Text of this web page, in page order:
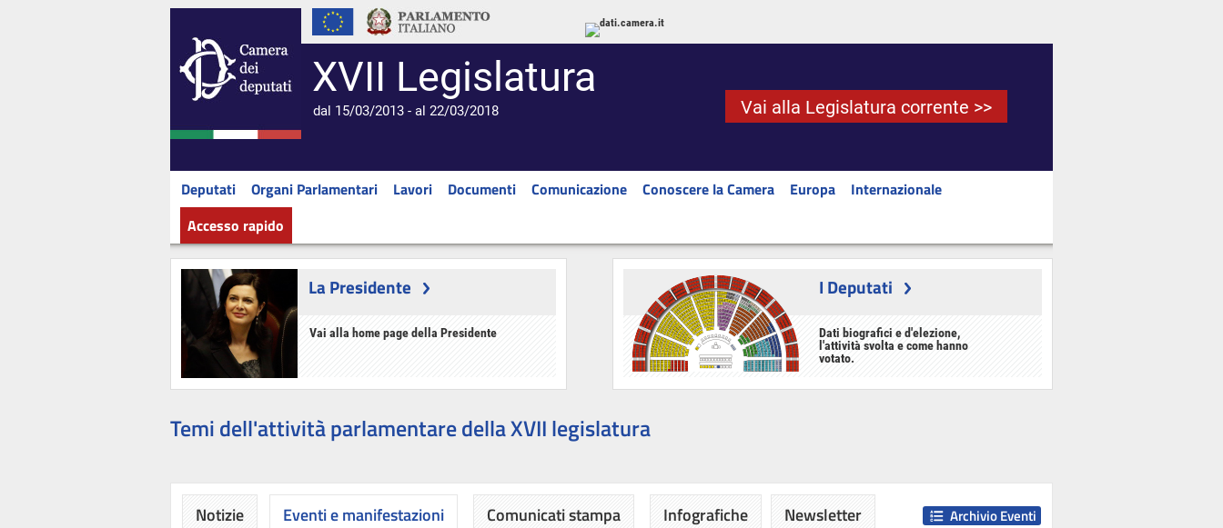
XVII Legislatura
dal 15/03/2013 - al 22/03/2018 Vai alla Legislatura corrente >>
Deputati Organi Parlamentari Lavori Documenti Comunicazione Conoscere la Camera Europa
Internazionale
Accesso rapido
La Presidente
Vai alla home page della Presidente
I Deputati
Dati biografici e d'elezione,
l'attività svolta e come hanno
votato.
Temi dell'attività parlamentare della XVII legislatura
Notizie Eventi e manifestazioni Archivio Eventi
Comunicati stampa Infografiche Newsletter